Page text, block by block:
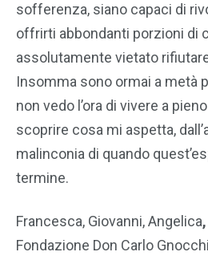
sofferenza, siano capaci di
offrirti abbondanti porzioni di
assolutamente vietato
Insomma sono ormai a metà
non vedo l’ora di vivere a
scoprire cosa mi aspetta,
malinconia di quando
termine.
Francesca, Giovanni, Angelica,
Fondazione Don Carlo